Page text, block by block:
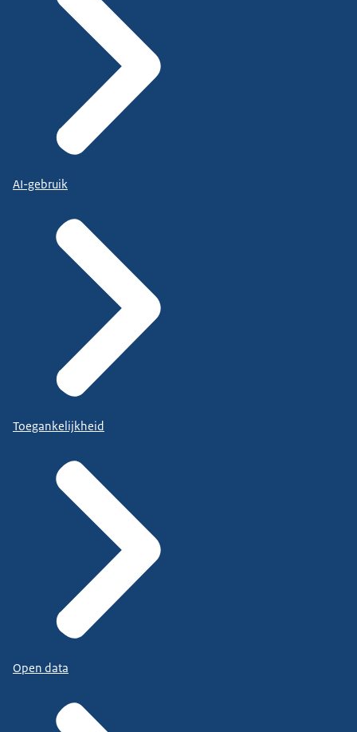
AI-gebruik
Toegankelijkheid
Open data